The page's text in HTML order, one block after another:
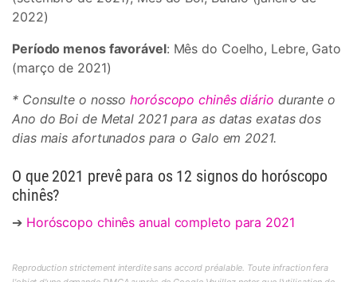
2022)
Período menos favorável: Mês do Coelho, Lebre, Gato
(março de 2021)
* Consulte o nossohoróscopo chinês diário durante o
Ano do Boi de Metal 2021 para as datas exatas dos
dias mais afortunados para o Galo em 2021.
O que 2021 prevê para os 12 signos do horóscopo
chinês?
➔ Horóscopo chinês anual completo para 2021
Reproduction strictement interdite sans accord préalable. Toute infraction fera